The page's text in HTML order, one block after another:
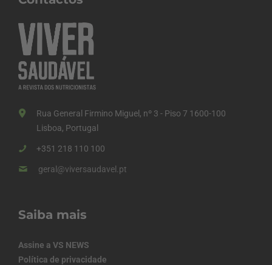
Rua General Firmino Miguel, nº 3 - Piso 7 1600-100
Lisboa, Portugal
+351 218 110 100
geral@viversaudavel.pt
Saiba mais
Assine a VS NEWS
Política de privacidade